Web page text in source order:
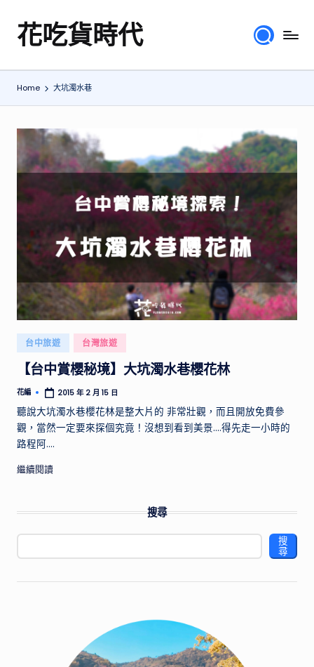
Skip花吃貨時代
分
地
旅
遊
美
食
行
程、
綜
合
體
驗
得，
提
供
實
用
程
規
劃
和
景
薦，
探
Home 大坑濁水巷
Posted
in
台中旅遊 台灣旅遊
【台中賞櫻秘境】大坑濁水巷櫻花林
Posted
by
花編 2015 年 2 月 15 日
聽說大坑濁水巷櫻花林是整大片的 非常壯觀，而且開放免費參
觀，當然一定要來探個究竟！沒想到看到美景....得先走一小時的
路程阿....
繼續閱讀
搜尋
搜
尋